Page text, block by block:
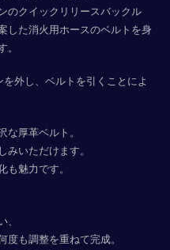
のクイックリリースバックル
した消火用ホースのベルトを身
。
外し、ベルトを引くことによ
な厚革ベルト。
みいただけます。
も魅力です。
、
度も調整を重ねて完成。